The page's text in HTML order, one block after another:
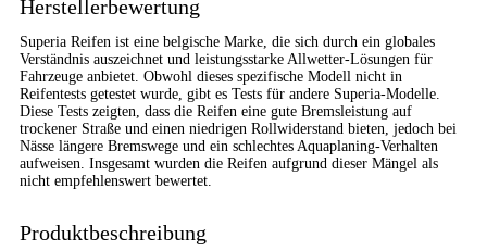
Generelle Merkmale
FahrzeugtypPKW
Verwendung Ganzjahresreifen
ModellnameEcoblue 4S
Herstellerbewertung
Superia Reifen ist eine belgische Marke, die sich durch ein globales
Verständnis auszeichnet und leistungsstarke Allwetter-Lösungen für
Fahrzeuge anbietet. Obwohl dieses spezifische Modell nicht in
Reifentests getestet wurde, gibt es Tests für andere Superia-Modelle.
Diese Tests zeigten, dass die Reifen eine gute Bremsleistung auf
trockener Straße und einen niedrigen Rollwiderstand bieten, jedoch bei
Nässe längere Bremswege und ein schlechtes Aquaplaning-Verhalten
aufweisen. Insgesamt wurden die Reifen aufgrund dieser Mängel als
nicht empfehlenswert bewertet.
Produktbeschreibung